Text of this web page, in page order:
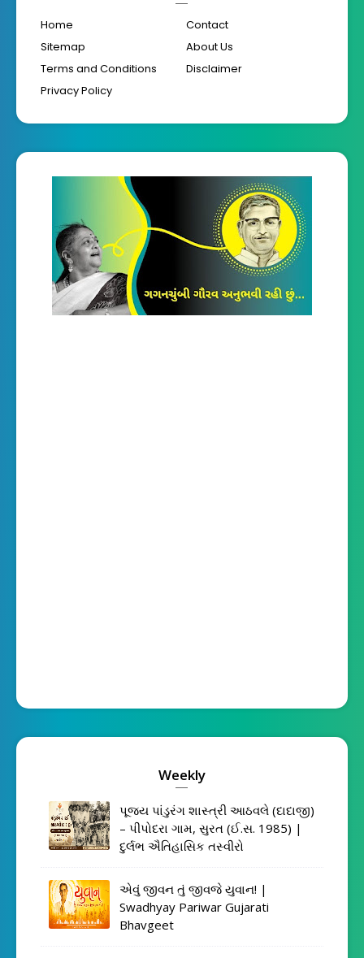
Home
Contact
Sitemap
About Us
Terms and Conditions
Disclaimer
Privacy Policy
Weekly
પૂજ્ય પાંડુરંગ શાસ્ત્રી આઠવલે (દાદાજી)
– પીપોદરા ગામ, સુરત (ઈ.સ. 1985) |
દુર્લભ ઐતિહાસિક તસ્વીરો
એવું જીવન તું જીવજે યુવાન! |
Swadhyay Pariwar Gujarati
Bhavgeet